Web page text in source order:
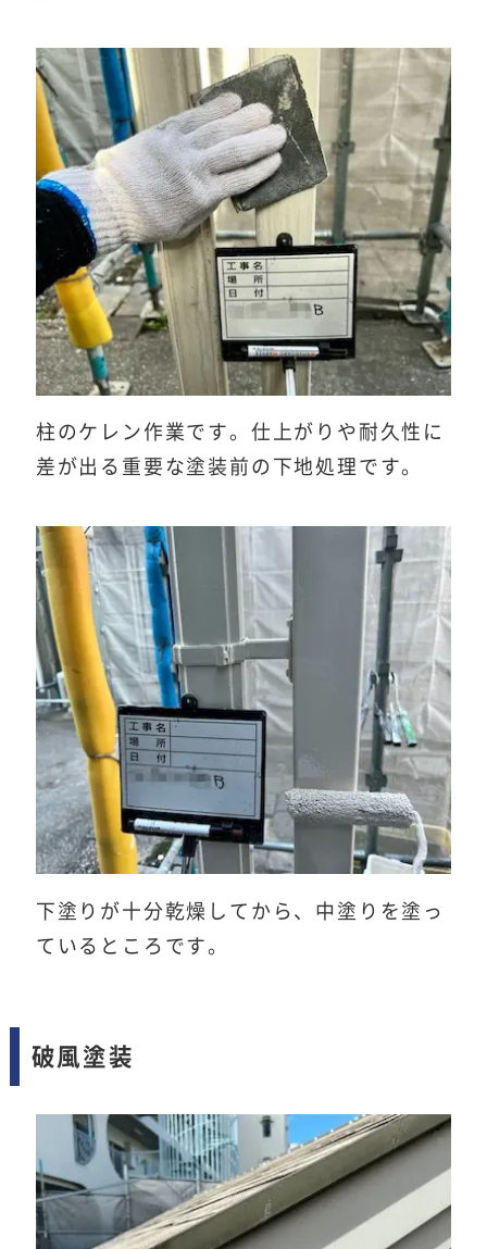
柱のケレン作業です。仕上がりや耐久性に
差が出る重要な塗装前の下地処理です。
下塗りが十分乾燥してから、中塗りを塗っ
ているところです。
破風塗装